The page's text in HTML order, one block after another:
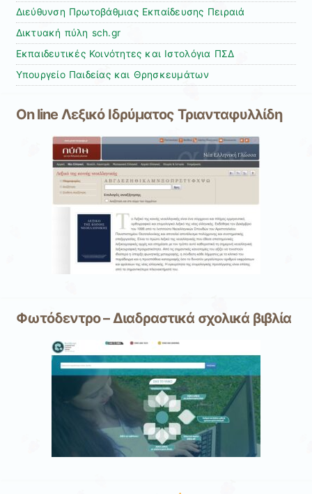
Διεύθυνση Πρωτοβάθμιας Εκπαίδευσης Πειραιά
Δικτυακή πύλη sch.gr
Εκπαιδευτικές Κοινότητες και Ιστολόγια ΠΣΔ
Υπουργείο Παιδείας και Θρησκευμάτων
On line Λεξικό Ιδρύματος Τριανταφυλλίδη
Φωτόδεντρο – Διαδραστικά σχολικά βιβλία